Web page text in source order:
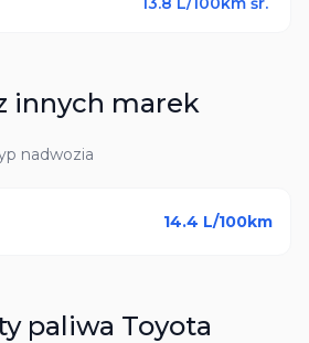
innych marek
nadwozia
14.4 L/100km
paliwa Toyota